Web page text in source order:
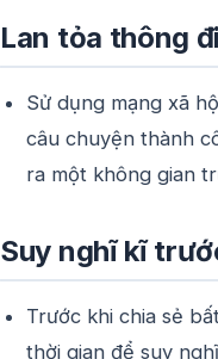
Lan tỏa thông
Sử dụng mạng xã
câu chuyện thành
ra một không gian
Suy nghĩ kĩ
Trước khi chia sẻ
thời gian để suy